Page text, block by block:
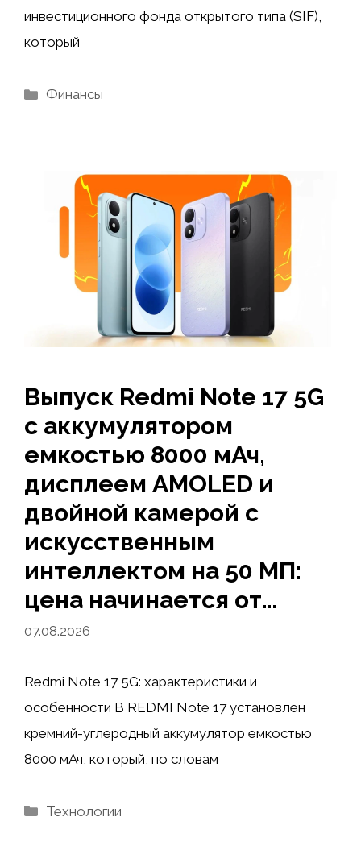
инвестиционного фонда открытого типа (SIF),
который
Рубрики
Финансы
Выпуск Redmi Note 17 5G
с аккумулятором
емкостью 8000 мАч,
дисплеем AMOLED и
двойной камерой с
искусственным
интеллектом на 50 МП:
цена начинается от…
07.08.2026
Redmi Note 17 5G: характеристики и
особенности В REDMI Note 17 установлен
кремний-углеродный аккумулятор емкостью
8000 мАч, который, по словам
Рубрики
Технологии